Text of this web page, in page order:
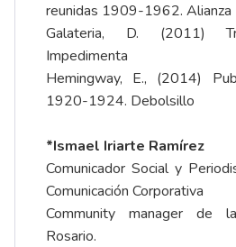
reunidas 1909-1962. Alianza
Galateria, D. (2011)
Impedimenta
Hemingway, E., (2014)
1920-1924. Debolsillo
*Ismael Iriarte Ramírez
Comunicador Social y
Comunicación Corporativa
Community manager de
Rosario.